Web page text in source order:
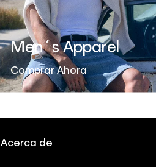
Men´s Apparel
Comprar Ahora
Acerca de